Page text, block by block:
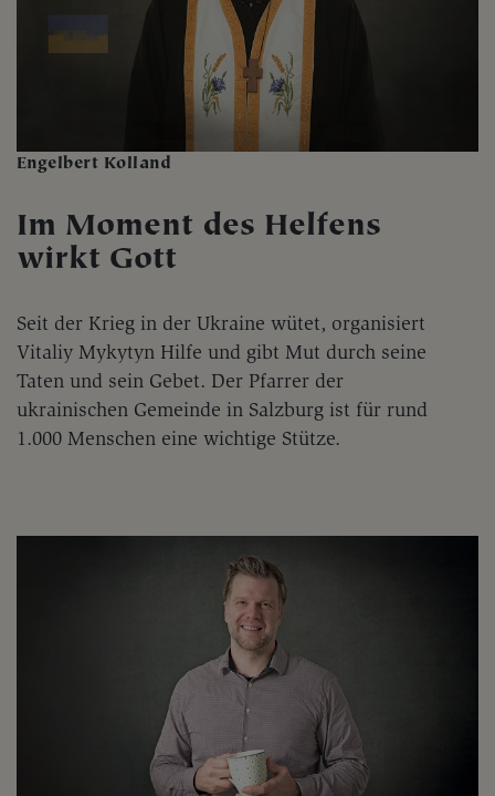
Engelbert Kolland
Im Moment des Helfens
wirkt Gott
Seit der Krieg in der Ukraine wütet, organisiert
Vitaliy Mykytyn Hilfe und gibt Mut durch seine
Taten und sein Gebet. Der Pfarrer der
ukrainischen Gemeinde in Salzburg ist für rund
1.000 Menschen eine wichtige Stütze.